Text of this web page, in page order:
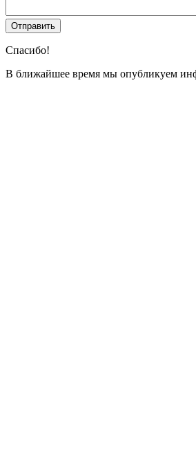
Спасибо!
В ближайшее время мы опубликуем